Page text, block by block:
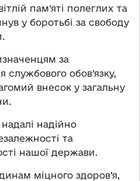
пам’яті полеглих та
у боротьбі за свободу
за
обов’язку,
внесок у загальну
надійно
та
нашої держави.
міцного здоров’я,